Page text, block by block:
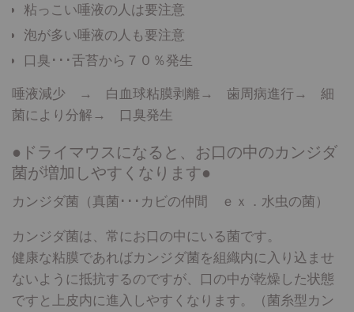
粘っこい唾液の人は要注意
泡が多い唾液の人も要注意
口臭･･･舌苔から７０％発生
唾液減少 → 白血球粘膜剥離→ 歯周病進行→ 細
菌により分解→ 口臭発生
●ドライマウスになると、お口の中のカンジダ
菌が増加しやすくなります●
カンジダ菌（真菌･･･カビの仲間 ｅｘ．水虫の菌）
カンジダ菌は、常にお口の中にいる菌です。
健康な粘膜であればカンジダ菌を組織内に入り込ませ
ないように抵抗するのですが、口の中が乾燥した状態
ですと上皮内に進入しやすくなります。（菌糸型カン